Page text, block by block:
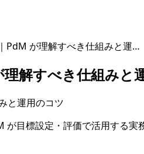
PdM が理解すべき仕組みと運…
解すべき仕組みと
目標設定・評価で活用する実